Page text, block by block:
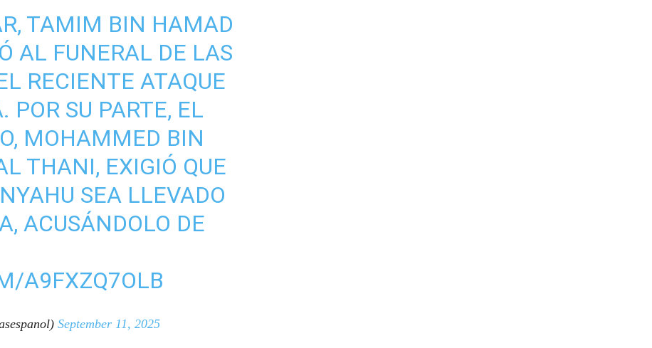
TAMIM BIN HAMAD
AL FUNERAL DE LAS
RECIENTE ATAQUE
POR SU PARTE, EL
MOHAMMED BIN
THANI, EXIGIÓ QUE
SEA LLEVADO
ACUSÁNDOLO DE
A9FXZQ7OLB
September 11, 2025